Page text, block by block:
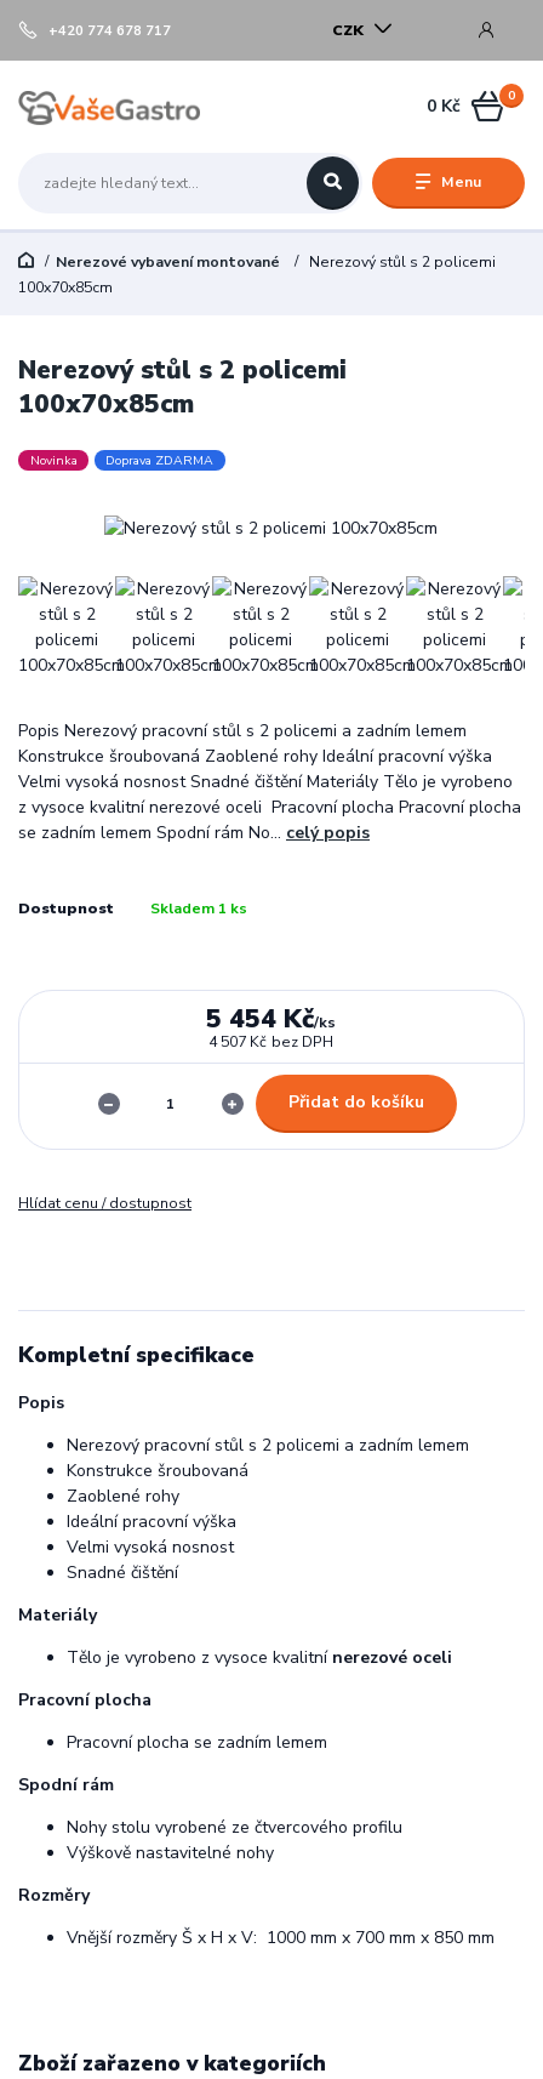
Menu
CZK
+420 774 678 717
0
0 Kč
Nerezové vybavení montované
Nerezový stůl s 2 policemi
100x70x85cm
Nerezový stůl s 2 policemi
100x70x85cm
Novinka Doprava ZDARMA
Popis Nerezový pracovní stůl s 2 policemi a zadním lemem
Konstrukce šroubovaná Zaoblené rohy Ideální pracovní výška
Velmi vysoká nosnost Snadné čištění Materiály Tělo je vyrobeno
z vysoce kvalitní nerezové oceli Pracovní plocha Pracovní plocha
se zadním lemem Spodní rám No... celý popis
Dostupnost Skladem 1 ks
5 454 Kč/ks
4 507 Kč bez DPH
Přidat do košíku
Hlídat cenu / dostupnost
Kompletní specifikace
Popis
Nerezový pracovní stůl s 2 policemi a zadním lemem
Konstrukce šroubovaná
Zaoblené rohy
Ideální pracovní výška
Velmi vysoká nosnost
Snadné čištění
Materiály
Tělo je vyrobeno z vysoce kvalitní nerezové oceli
Pracovní plocha
Pracovní plocha se zadním lemem
Spodní rám
Nohy stolu vyrobené ze čtvercového profilu
Výškově nastavitelné nohy
Rozměry
Vnější rozměry Š x H x V: 1000 mm x 700 mm x 850 mm
Zboží zařazeno v kategoriích